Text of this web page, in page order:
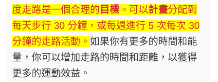
度走路是一個合理的 目標 。可以計畫分配到
每天步行 30 分鐘，或每週進行 5 次每次 30
分鐘的走路活動。 如果你有更多的時間和能
量，你可以增加走路的時間和距離，以獲得
更多的運動效益。